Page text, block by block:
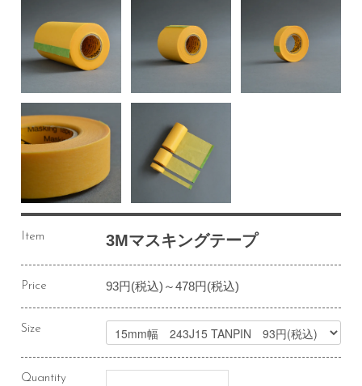
Item 3Mマスキングテープ
Price 93円(税込)～478円(税込)
Size
Quantity